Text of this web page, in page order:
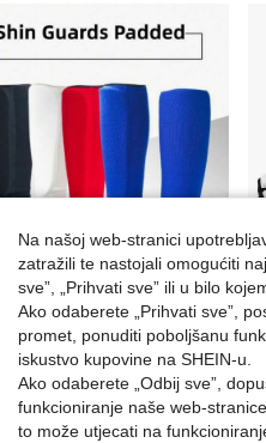
MMA boks borilačke vještine štitnici za potkoljenice podstavljeni, elastični pleteni ugrađeni EVA muay thai kickboxing karate trening sparing štitnici za noge sa zaštitom za gornji dio rista
Na našoj web-stranici
zatražili te nastojali omogućiti
sve”, „Prihvati sve” ili u bilo
Ako odaberete „Prihvati sve”,
promet, ponuditi poboljšanu
iskustvo kupovine na SHEIN-u.
Ako odaberete „Odbij sve”,
funkcioniranje naše web-
to može utjecati na